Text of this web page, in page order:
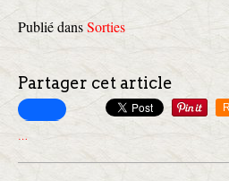
Publié dansSorties
Partager cet article
…